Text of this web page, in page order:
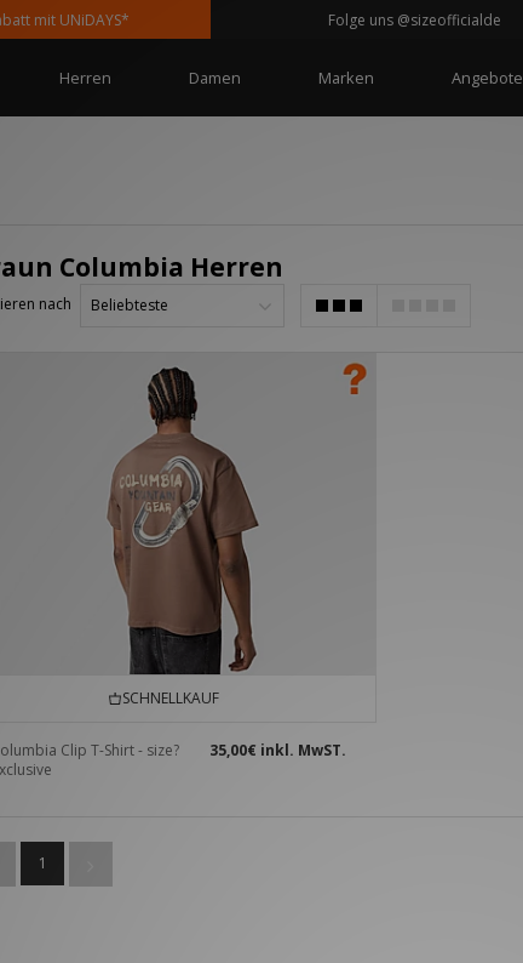
mit UNiDAYS* Folge uns @sizeofficialde
Herren Damen Marken Angebote
Columbia Herren
nach
SCHNELLKAUF
Clip T-Shirt - size?
35,00€ inkl. MwST.
1